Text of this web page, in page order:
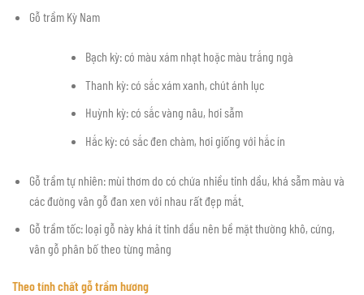
Gỗ trầm Kỳ Nam
Bạch kỳ: có màu xám nhạt hoặc màu trắng ngà
Thanh kỳ: có sắc xám xanh, chút ánh lục
Huỳnh kỳ: có sắc vàng nâu, hơi sẫm
Hắc kỳ: có sắc đen chàm, hơi giống với hắc ín
Gỗ trầm tự nhiên: mùi thơm do có chứa nhiều tinh dầu, khá sẫm màu và
các đường vân gỗ đan xen với nhau rất đẹp mắt.
Gỗ trầm tốc: loại gỗ này khá ít tinh dầu nên bề mặt thường khô, cứng,
vân gỗ phân bố theo từng mảng
Theo tính chất gỗ trầm hương